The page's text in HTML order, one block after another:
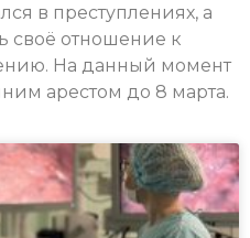
в преступлениях, а
своё отношение к
На данный момент
арестом до 8 марта.